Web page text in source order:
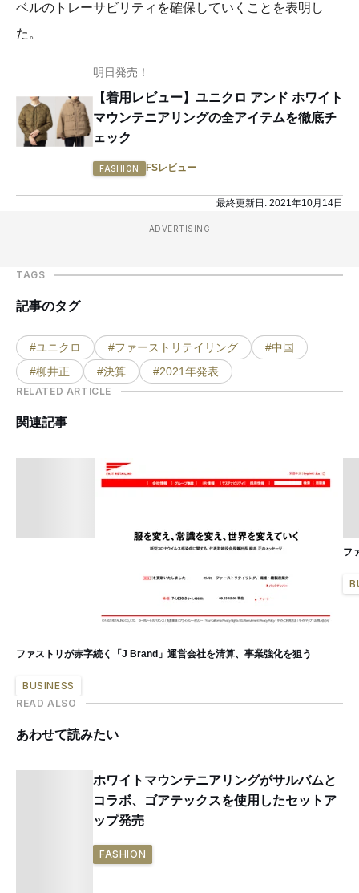
ベルのトレーサビリティを確保していくことを表明し
た。
明日発売！
【着用レビュー】ユニクロ アンド ホワイト
マウンテニアリングの全アイテムを徹底チ
ェック
FASHION FSレビュー
最終更新日: 2021年10月14日
ADVERTISING
TAGS
記事のタグ
#ユニクロ #ファーストリテイリング
#中国
#柳井正
#決算 #2021年発表
RELATED ARTICLE
関連記事
ファストリが赤字続く「J Brand」運営会社を清算、事業強化を狙う
BUSINESS
フ
READ ALSO
あわせて読みたい
ホワイトマウンテニアリングがサルバムと
コラボ、ゴアテックスを使用したセットア
ップ発売
FASHION